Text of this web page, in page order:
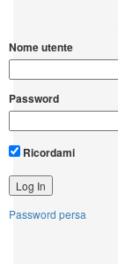
Nome utente
Password
Ricordami
Password persa